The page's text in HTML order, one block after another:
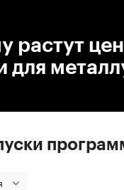
растут
для